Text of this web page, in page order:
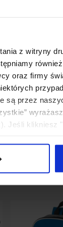
z witryny
oraz firmy
są przez
Jeśli klikniesz